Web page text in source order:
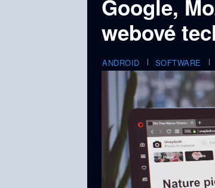
Google,
webové
ANDROID SOFTWARE